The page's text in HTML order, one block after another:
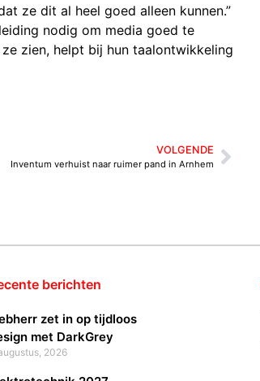
ze dit al heel goed alleen kunnen.”
nodig om media goed te
zien, helpt bij hun taalontwikkeling
VOLGENDE
Inventum verhuist naar ruimer pand in Arnhem
berichten
zet in op tijdloos
met DarkGrey
2026